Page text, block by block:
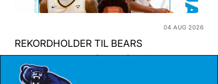
04 AUG 2026
REKORDHOLDER TIL BEARS
Bakken Bears har indgået en etårig aftale med
Jarnel Rancy. Rancy har skrevet sig...